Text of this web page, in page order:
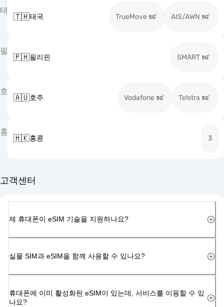
태
🇹🇭태국 TrueMove AIS/AWN
필
🇵🇭필리핀 SMART
호
🇦🇺호주 Vodafone Telstra
홍
🇭🇰홍콩 3
고객센터
제 휴대폰이 eSIM 기술을 지원하나요?
실물 SIM과 eSIM을 함께 사용할 수 있나요?
휴대폰에 이미 활성화된 eSIM이 있는데, 서비스를 이용할 수 있
나요?